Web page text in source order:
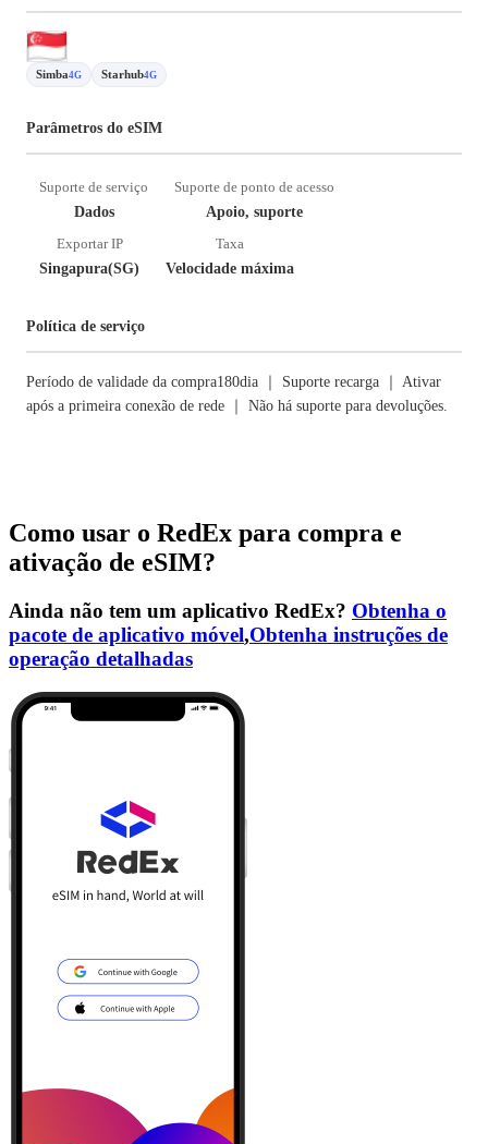
Simba4G Starhub4G
Parâmetros do eSIM
Suporte de serviço
Dados
Suporte de ponto de acesso
Apoio, suporte
Exportar IP
Singapura(SG)
Taxa
Velocidade máxima
Política de serviço
Período de validade da compra180dia ｜ Suporte recarga ｜ Ativar
após a primeira conexão de rede ｜ Não há suporte para devoluções.
Como usar o RedEx para compra e
ativação de eSIM?
Ainda não tem um aplicativo RedEx? Obtenha o
pacote de aplicativo móvel,Obtenha instruções de
operação detalhadas